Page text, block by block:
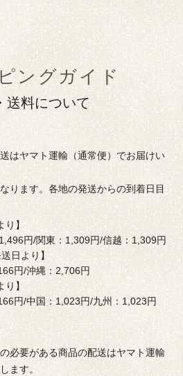
ングガイド
送料について
はヤマト運輸（通常便）でお届けい
ります。各地の発送からの到着日目
】
円/関東：1,309円/信越：1,309円
日より】
円/沖縄：2,706円
】
円/中国：1,023円/九州：1,023円
必要がある商品の配送はヤマト運輸
ます。